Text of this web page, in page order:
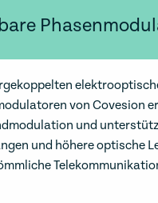
von Covesion
und
und höhere optische